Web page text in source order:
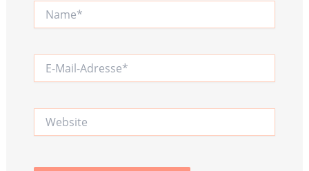
Mail-
Website